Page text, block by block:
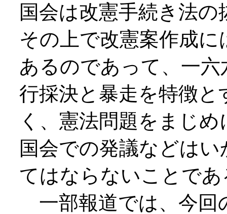
国会は改憲手続き法
その上で改憲案作成
あるのであって、一
行採決と暴走を特徴
く、憲法問題をまじ
国会での発議などは
てはならないことであ
一部報道では、今回